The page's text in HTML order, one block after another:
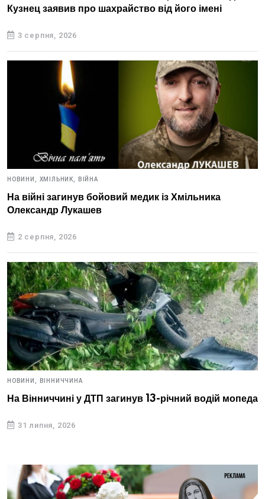
Кузнец заявив про шахрайство від його імені
3 серпня, 2026
НОВИНИ, ХМІЛЬНИК, ВІЙНА
На війні загинув бойовий медик із Хмільника
Олександр Лукашев
2 серпня, 2026
НОВИНИ, ВІННИЧЧИНА
На Вінниччині у ДТП загинув 13-річний водій мопеда
31 липня, 2026